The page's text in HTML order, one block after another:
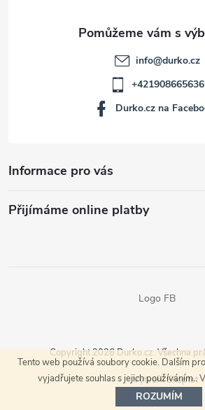
Tento web používá soubory cookie. Dalším
vyjadřujete souhlas s jejich používáním..
ROZUMÍM
Informace pro vás
Přijímáme online platby
info@durko.cz
+421908665636
Durko.cz na
Logo FB
Vytvořil Shoptet
Copyright 2026 Durko.cz. Všechna